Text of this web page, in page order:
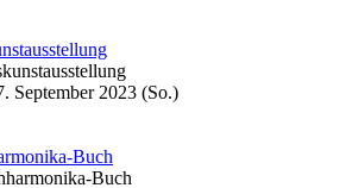
September 2023 (So.)
Buch